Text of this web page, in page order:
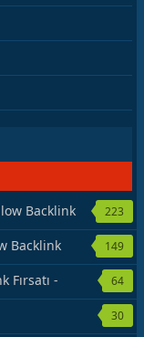
Backlink
223
Backlink
149
Fırsatı -
64
30